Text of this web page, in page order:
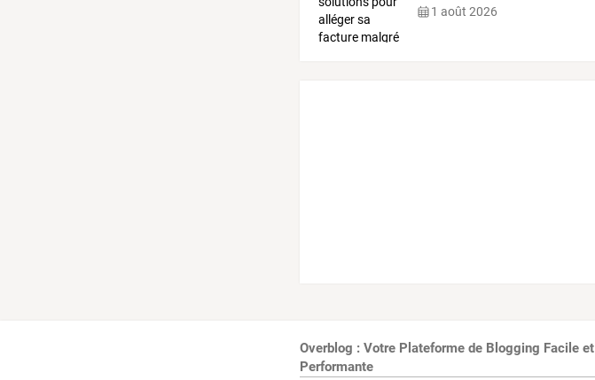
1 août 2026
Overblog : Votre Plateforme de Blogging Facile et
Performante